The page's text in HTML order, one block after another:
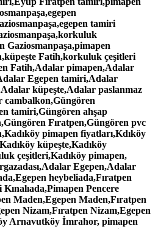
tamiri
Gaziosmanpaşa,pimapen
Fatih,korkuluk çeşitleri
Fatih,Adalar pimapen,Adalar
Egepen tamiri,Adalar
küpeşte,Adalar paslanmaz
cambalkon,Güngören
tamiri,Güngören ahşap
Fıratpen,Güngören pvc
pimapen fiyatları,Kdıköy
küpeşte,Kadıköy
çeşitleri,Kadıköy pimapen,
Egepen,Adalar
heybeliada,Fıratpen
Pencere
Maden,Egepen Maden,Fıratpen
Nizam,Fıratpen Nizam,Egepen
Arnavutköy İmrahor, pimapen